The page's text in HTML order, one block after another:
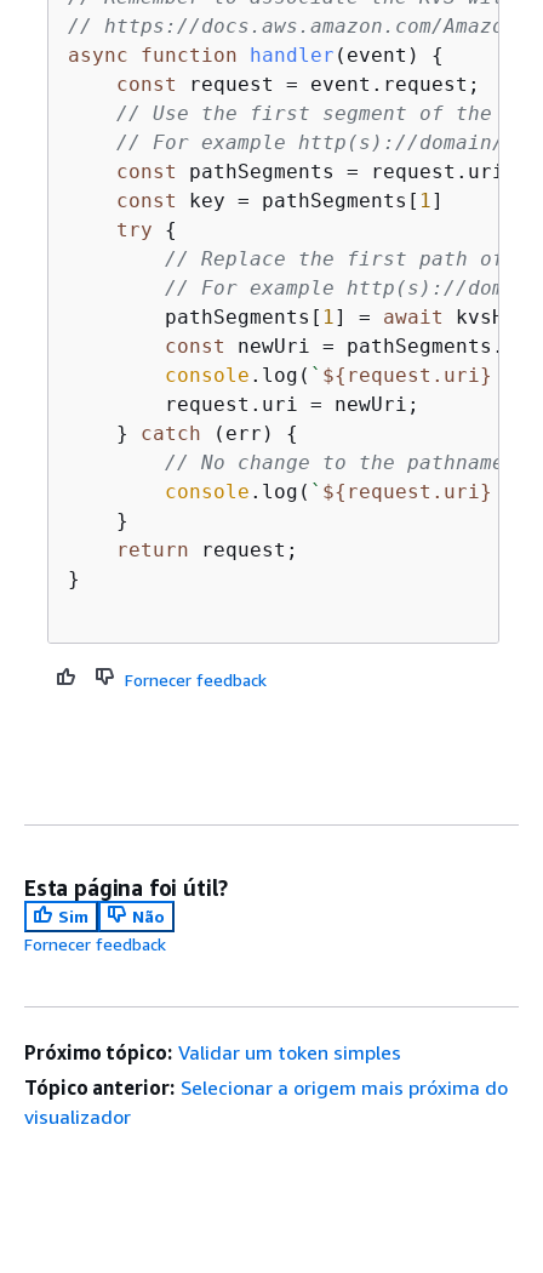
// https://docs.aws.amazon.com/
async
function handler ( event ) {
const request = event.request;
// Use the first segment of the
// For example http(s)://domain/
const pathSegments =
const key = pathSegments[ 1]
try
{
// Replace the first path of
// For example http(s)://
        pathSegments[
1] = await
const newUri =
console .log( ` ${ request.uri}
        request.uri = newUri;
    }
catch (err) {
// No change to the pathname
console .log( ` ${ request.uri}
    }
return request;
}
Fornecer feedback
Esta página foi útil?
Sim
Não
Fornecer feedback
Próximo tópico: Validar um token simples
Tópico anterior: Selecionar a origem mais próxima do
visualizador